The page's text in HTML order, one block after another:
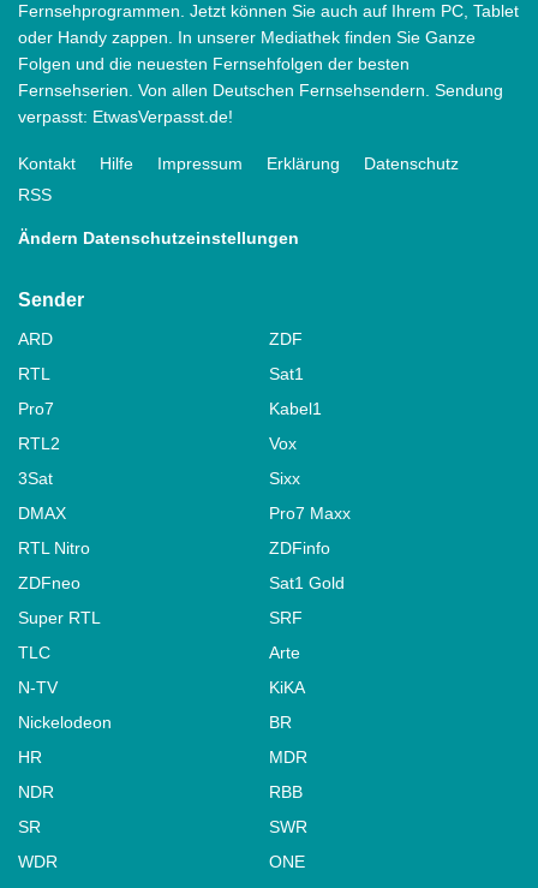
Fernsehprogrammen. Jetzt können Sie auch auf Ihrem PC, Tablet
oder Handy zappen. In unserer Mediathek finden Sie Ganze
Folgen und die neuesten Fernsehfolgen der besten
Fernsehserien. Von allen Deutschen Fernsehsendern. Sendung
verpasst: EtwasVerpasst.de!
Kontakt Hilfe Impressum Erklärung
Datenschutz
RSS
Ändern Datenschutzeinstellungen
Sender
ARD
ZDF
RTL
Sat1
Pro7
Kabel1
RTL2
Vox
3Sat
Sixx
DMAX
Pro7 Maxx
RTL Nitro
ZDFinfo
ZDFneo
Sat1 Gold
Super RTL
SRF
TLC
Arte
N-TV
KiKA
Nickelodeon
BR
HR
MDR
NDR
RBB
SR
SWR
WDR
ONE